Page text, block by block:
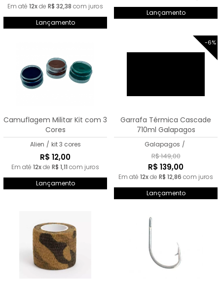
Em até 12xde R$ 32,38 com juros
Lançamento
Lançamento
Camuflagem Militar Kit com 3
Cores
Alien / kit 3 cores
R$ 12,00
Em até 12xde R$ 1,11 com juros
Lançamento
-6%
Garrafa Térmica Cascade
710ml Galapagos
Galapagos /
R$ 149,00
R$ 139,00
Em até 12xde R$ 12,86 com juros
Lançamento